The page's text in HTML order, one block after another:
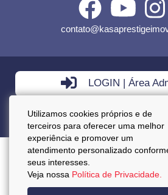
Utilizamos cookies próprios e de
terceiros para oferecer uma melhor
experiência e promover um
atendimento personalizado
seus interesses.
Veja nossa Política de Privacidade.
LOGIN | Área
VENDA - LOCAÇÃO -
Preços mencionados neste site estão sujeitos
Copyright © 2026 - Kasa Prestige Imoveis ::
CRECI: J27037 ::Política da